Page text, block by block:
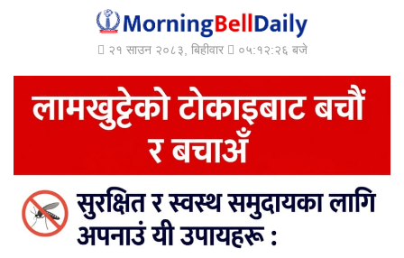
२१ साउन २०८३, बिहीवार ०५:१२:२७ बजे